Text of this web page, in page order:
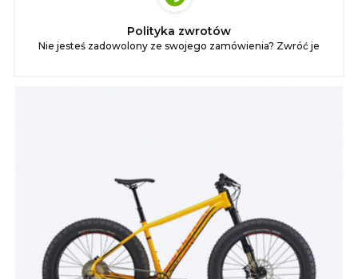
Polityka zwrotów
Nie jesteś zadowolony ze swojego zamówienia? Zwróć je